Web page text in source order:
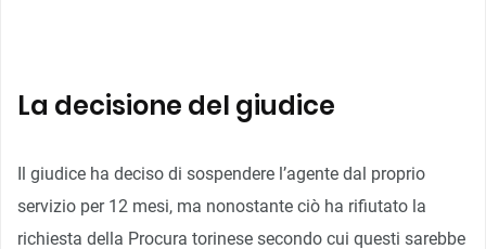
La decisione del giudice
Il giudice ha deciso di sospendere l’agente dal proprio
servizio per 12 mesi, ma nonostante ciò ha rifiutato la
richiesta della Procura torinese secondo cui questi sarebbe